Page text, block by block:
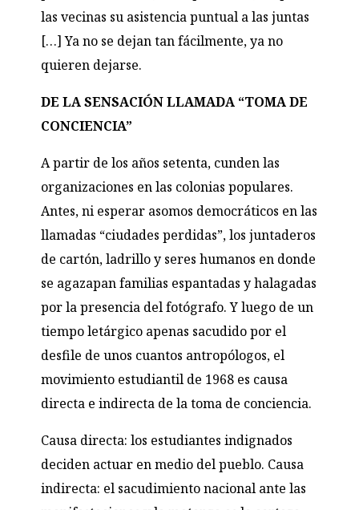
las vecinas su asistencia puntual a las juntas
[…] Ya no se dejan tan fácilmente, ya no
quieren dejarse.
DE LA SENSACIÓN LLAMADA “TOMA DE
CONCIENCIA”
A partir de los años setenta, cunden las
organizaciones en las colonias populares.
Antes, ni esperar asomos democráticos en las
llamadas “ciudades perdidas”, los juntaderos
de cartón, ladrillo y seres humanos en donde
se agazapan familias espantadas y halagadas
por la presencia del fotógrafo. Y luego de un
tiempo letárgico apenas sacudido por el
desfile de unos cuantos antropólogos, el
movimiento estudiantil de 1968 es causa
directa e indirecta de la toma de conciencia.
Causa directa: los estudiantes indignados
deciden actuar en medio del pueblo. Causa
indirecta: el sacudimiento nacional ante las